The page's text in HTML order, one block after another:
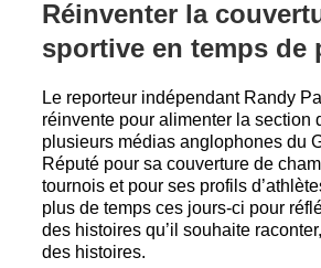
Réinventer la
sportive en temps de
Le reporteur indépendant Randy
réinvente pour alimenter la section
plusieurs médias anglophones du
Réputé pour sa couverture de
tournois et pour ses profils
plus de temps ces jours-ci pour
des histoires qu’il souhaite
des histoires.